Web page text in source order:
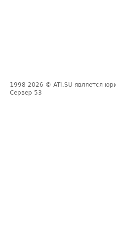
1998-2026 © ATI.SU является
Сервер 53